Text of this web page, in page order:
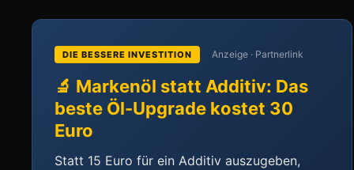
DIE BESSERE INVESTITION Anzeige · Partnerlink
🔬 Markenöl statt Additiv: Das
beste Öl-Upgrade kostet 30
Euro
Statt 15 Euro für ein Additiv auszugeben,